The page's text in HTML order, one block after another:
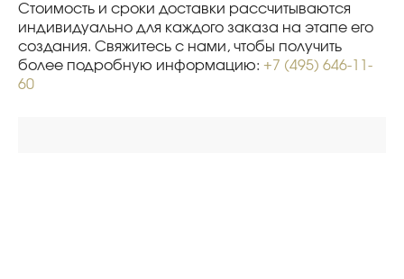
Стоимость и сроки доставки рассчитываются
индивидуально для каждого заказа на этапе его
создания. Свяжитесь с нами, чтобы получить
более подробную информацию: +7 (495) 646-11-
60